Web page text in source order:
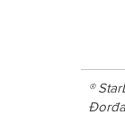
®
Đorđa